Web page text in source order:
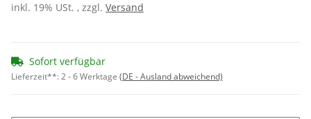
inkl. 19% USt. , zzgl. Versand
Sofort verfügbar
Lieferzeit**:2 - 6 Werktage (DE - Ausland abweichend)